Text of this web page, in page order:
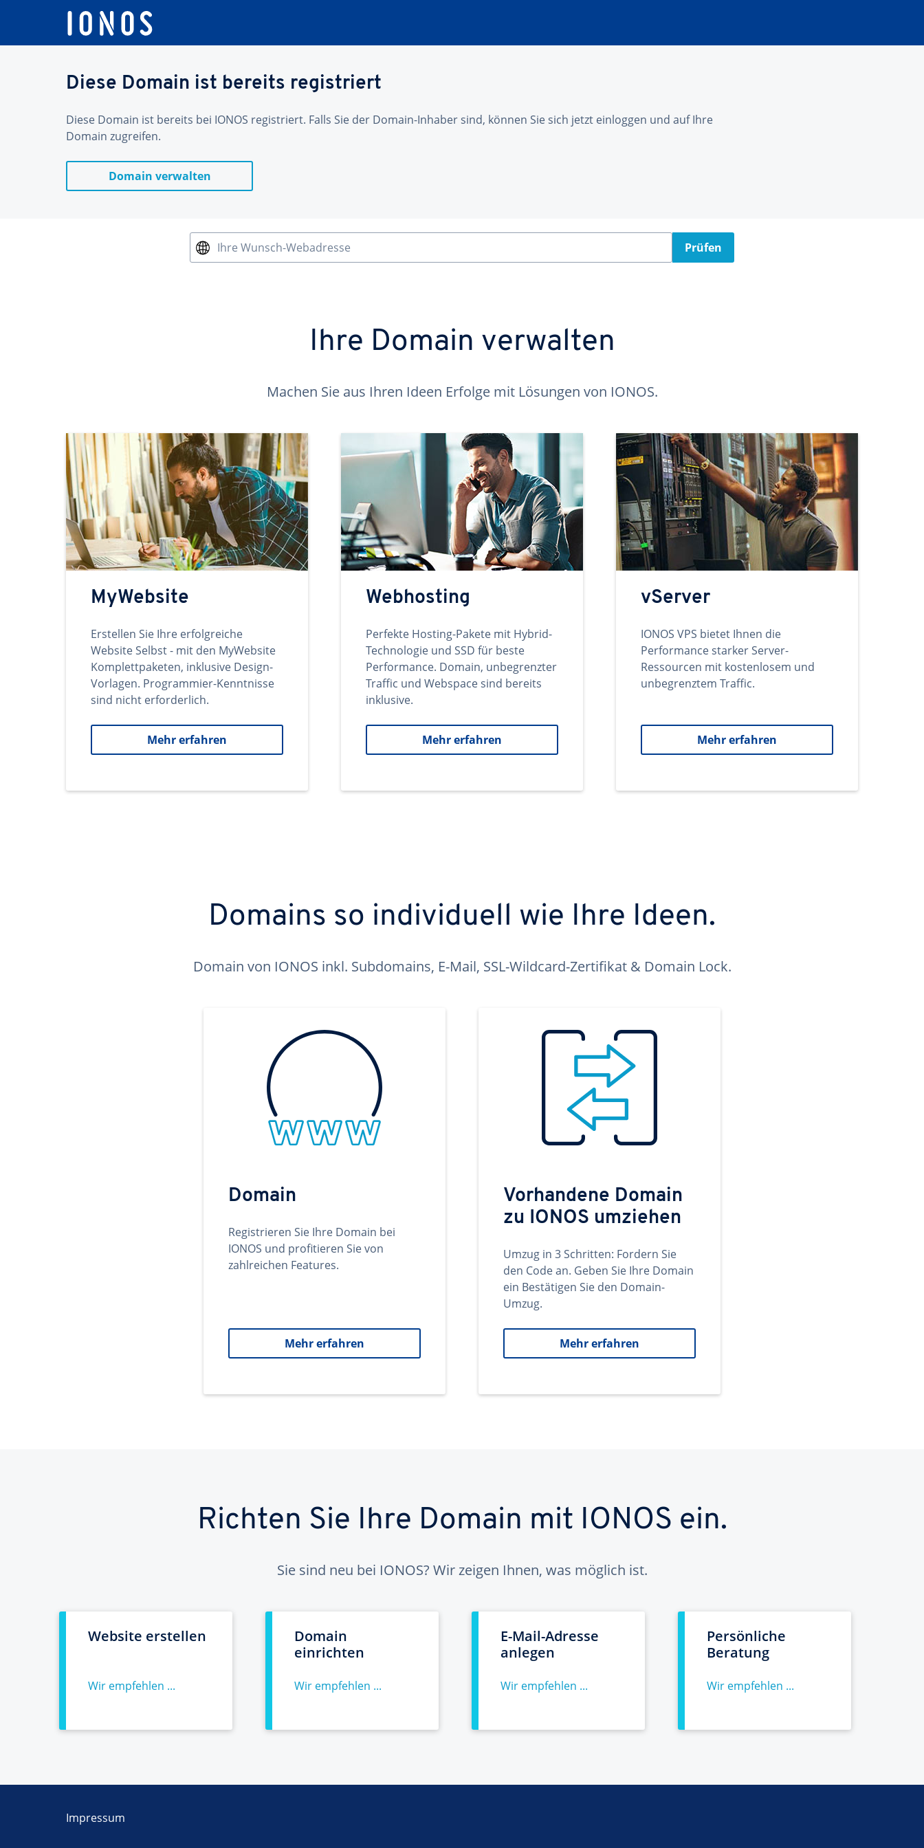
Diese Domain ist bereits registriert
Diese Domain ist bereits bei IONOS registriert. Falls Sie der Domain-Inhaber sind, können Sie sich jetzt einloggen und auf Ihre
Domain zugreifen.
Domain verwalten
Ihre Wunsch-Webadresse Prüfen
Ihre Domain verwalten
Machen Sie aus Ihren Ideen Erfolge mit Lösungen von IONOS.
MyWebsite
Erstellen Sie Ihre erfolgreiche
Website Selbst - mit den MyWebsite
Komplettpaketen, inklusive Design-
Vorlagen. Programmier-Kenntnisse
sind nicht erforderlich.
Mehr erfahren
Webhosting
Perfekte Hosting-Pakete mit Hybrid-
Technologie und SSD für beste
Performance. Domain, unbegrenzter
Traffic und Webspace sind bereits
inklusive.
Mehr erfahren
vServer
IONOS VPS bietet Ihnen die
Performance starker Server-
Ressourcen mit kostenlosem und
unbegrenztem Traffic.
Mehr erfahren
Domains so individuell wie Ihre Ideen.
Domain von IONOS inkl. Subdomains, E-Mail, SSL-Wildcard-Zertifikat & Domain Lock.
Domain
Registrieren Sie Ihre Domain bei
IONOS und profitieren Sie von
zahlreichen Features.
Mehr erfahren
Vorhandene Domain
zu IONOS umziehen
Umzug in 3 Schritten: Fordern Sie
den Code an. Geben Sie Ihre Domain
ein Bestätigen Sie den Domain-
Umzug.
Mehr erfahren
Richten Sie Ihre Domain mit IONOS ein.
Sie sind neu bei IONOS? Wir zeigen Ihnen, was möglich ist.
Website erstellen
Wir empfehlen ...
Domain
einrichten
Wir empfehlen ...
E-Mail-Adresse
anlegen
Wir empfehlen ...
Persönliche
Beratung
Wir empfehlen ...
Impressum